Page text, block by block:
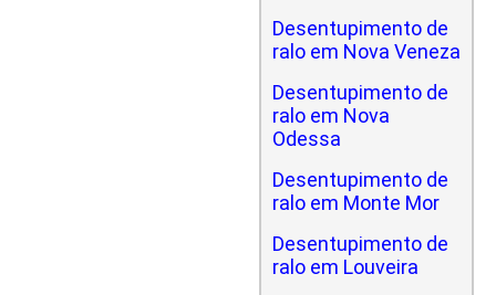
Desentupimento de
ralo em Nova Veneza
Desentupimento de
ralo em Nova
Odessa
Desentupimento de
ralo em Monte Mor
Desentupimento de
ralo em Louveira